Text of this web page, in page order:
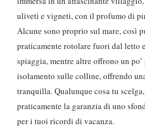
uliveti e vigneti, con il profumo di
Alcune sono proprio sul mare, così
praticamente rotolare fuori dal letto
spiaggia, mentre altre offrono un
isolamento sulle colline, offrendo
tranquilla. Qualunque cosa tu
praticamente la garanzia di uno
per i tuoi ricordi di vacanza.